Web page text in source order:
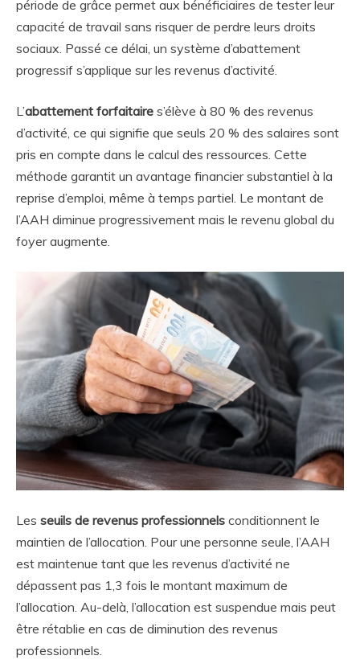
période de grâce permet aux bénéficiaires de tester leur
capacité de travail sans risquer de perdre leurs droits
sociaux. Passé ce délai, un système d’abattement
progressif s’applique sur les revenus d’activité.
L’abattement forfaitaire s’élève à 80 % des revenus
d’activité, ce qui signifie que seuls 20 % des salaires sont
pris en compte dans le calcul des ressources. Cette
méthode garantit un avantage financier substantiel à la
reprise d’emploi, même à temps partiel. Le montant de
l’AAH diminue progressivement mais le revenu global du
foyer augmente.
Les seuils de revenus professionnels conditionnent le
maintien de l’allocation. Pour une personne seule, l’AAH
est maintenue tant que les revenus d’activité ne
dépassent pas 1,3 fois le montant maximum de
l’allocation. Au-delà, l’allocation est suspendue mais peut
être rétablie en cas de diminution des revenus
professionnels.